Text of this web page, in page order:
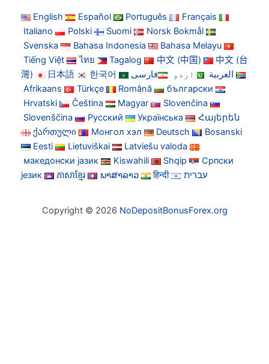
English Español Português
Français
Italiano
Polski Suomi
Norsk Bokmål
Svenska
Bahasa Indonesia
Bahasa Melayu
Tiếng Việt
ไทย Tagalog 中文 (中国)
中文 (台
灣)
日本語 한국어 العربية اردو
فارسی
Afrikaans
Türkçe Română
български
Hrvatski
Čeština Magyar
Slovenčina
Slovenščina
Русский Українська
Հայերեն
ქართული
Монгол хэл Deutsch
Bosanski
Eesti
Lietuviškai
Latviešu valoda
македонски јазик
Kiswahili Shqip
Српски
језик
ភាសាខ្មែរ ພາສາລາວ हिन्दी עברית
Copyright © 2026 NoDepositBonusForex.org